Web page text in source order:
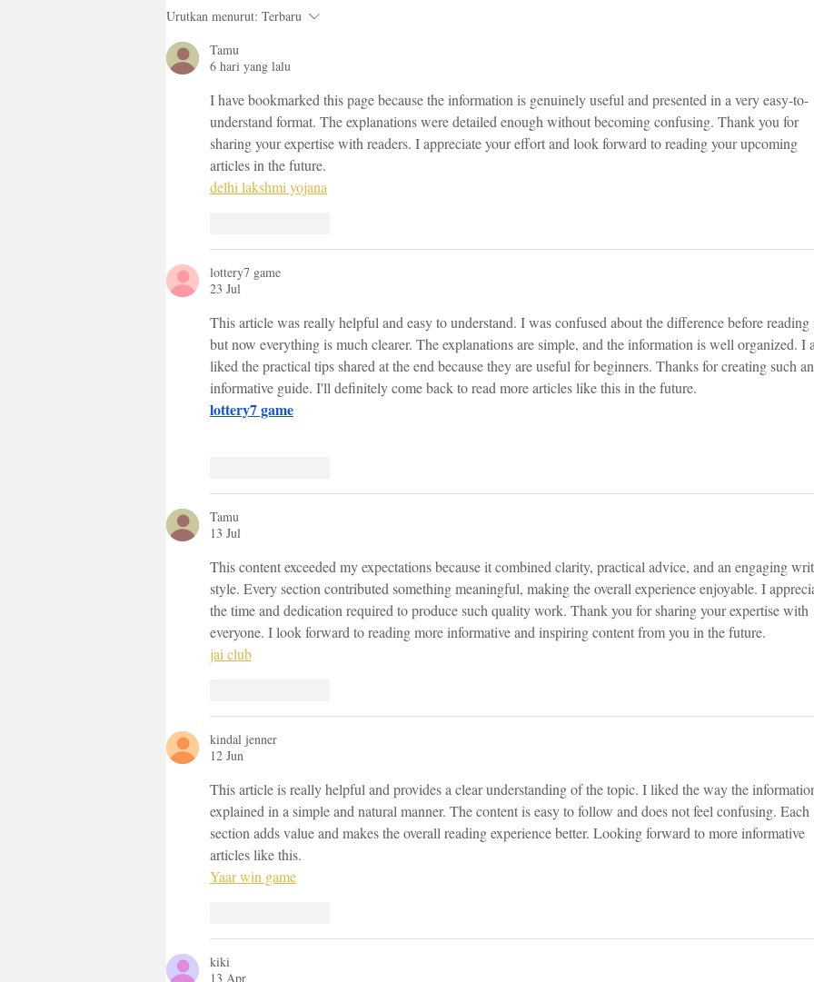
Fresh Batch Blok M Sebagai
Indonesia yang Sajikan Kreasi
Pizza Berbeda
Urutkan menurut: Terbaru
Tamu
6 hari yang lalu
I have bookmarked this page because the information is genuinely useful and presented in a very easy-to-
understand format. The explanations were detailed enough without becoming confusing. Thank you for
sharing your expertise with readers. I appreciate your effort and look forward to reading your upcoming
articles in the future.
delhi lakshmi yojana
lottery7 game
23 Jul
This article was really helpful and easy to understand. I was confused about the difference before reading
but now everything is much clearer. The explanations are simple, and the information is well organized. I
liked the practical tips shared at the end because they are useful for beginners. Thanks for creating such an
informative guide. I'll definitely come back to read more articles like this in the future.
lottery7 game
Tamu
13 Jul
This content exceeded my expectations because it combined clarity, practical advice, and an engaging
style. Every section contributed something meaningful, making the overall experience enjoyable. I
the time and dedication required to produce such quality work. Thank you for sharing your expertise with
everyone. I look forward to reading more informative and inspiring content from you in the future.
jai club
kindal jenner
12 Jun
This article is really helpful and provides a clear understanding of the topic. I liked the way the
explained in a simple and natural manner. The content is easy to follow and does not feel confusing. Each
section adds value and makes the overall reading experience better. Looking forward to more informative
articles like this.
Yaar win game
kiki
13 Apr